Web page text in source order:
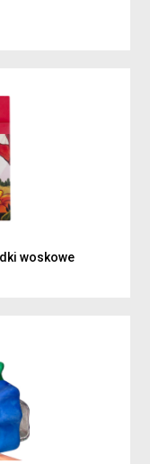
woskowe